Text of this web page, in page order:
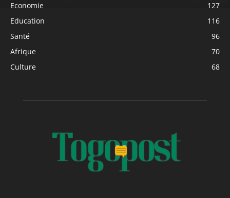
Economie
127
Education
116
Santé
96
Afrique
70
Culture
68